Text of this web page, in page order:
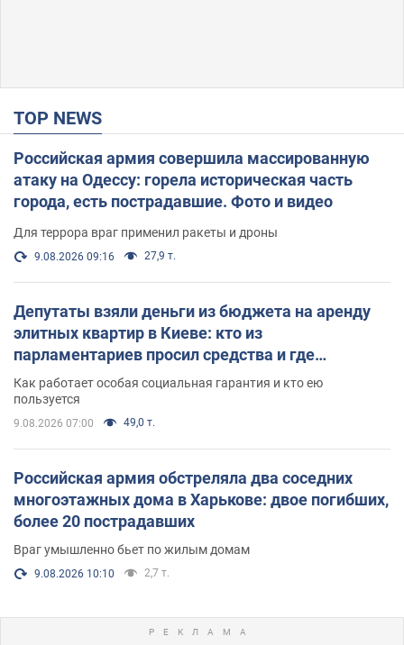
TOP NEWS
Российская армия совершила массированную
атаку на Одессу: горела историческая часть
города, есть пострадавшие. Фото и видео
Для террора враг применил ракеты и дроны
9.08.2026 09:16 27,9 т.
Депутаты взяли деньги из бюджета на аренду
элитных квартир в Киеве: кто из
парламентариев просил средства и где
поселился
Как работает особая социальная гарантия и кто ею
пользуется
9.08.2026 07:00 49,0 т.
Российская армия обстреляла два соседних
многоэтажных дома в Харькове: двое погибших,
более 20 пострадавших
Враг умышленно бьет по жилым домам
9.08.2026 10:10 2,7 т.